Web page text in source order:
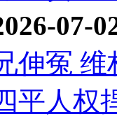
07-
伸冤
平人权